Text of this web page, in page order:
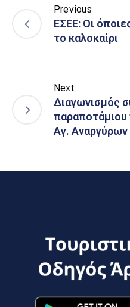
Previous
ΕΣΕΕ: Οι
το καλοκαίρι
Next
Διαγωνισμός
παραποτάμιου
Αγ.